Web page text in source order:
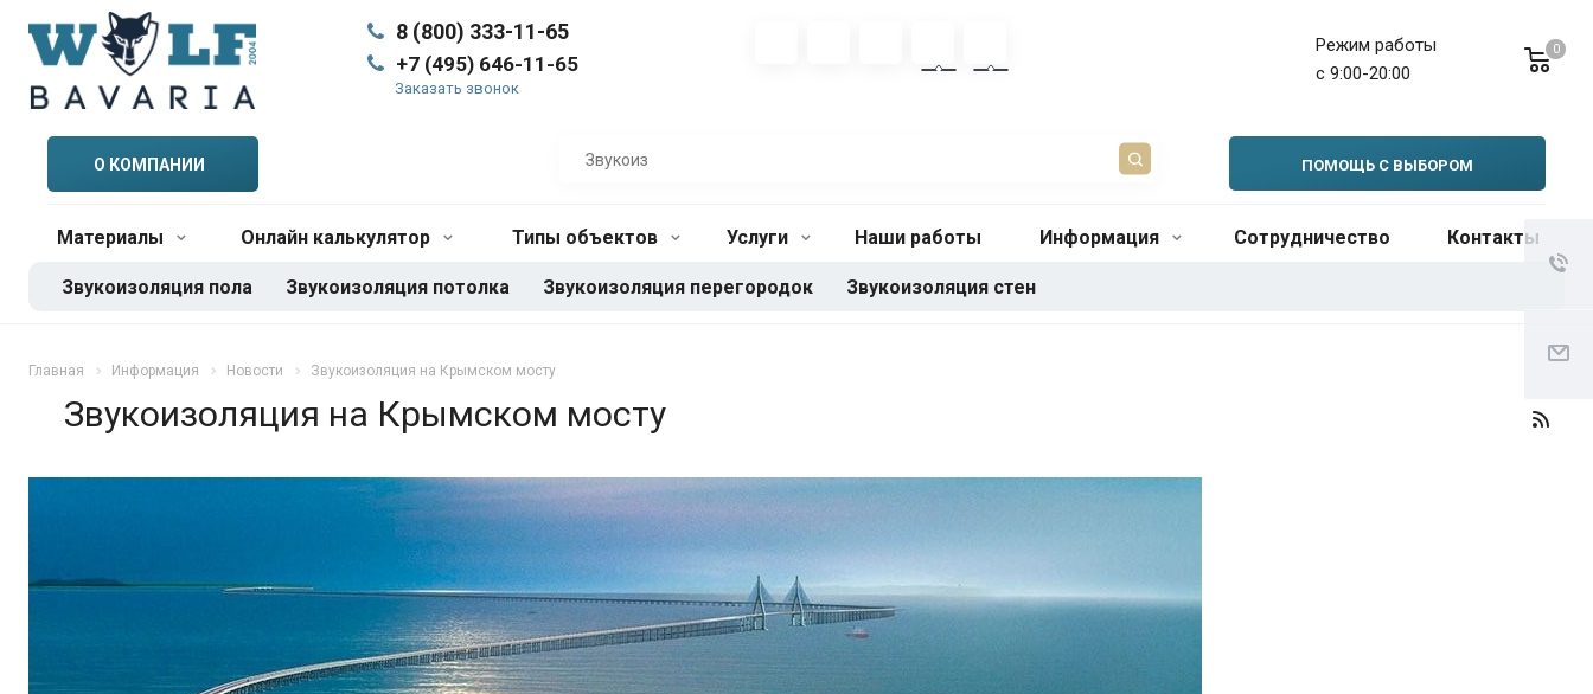
8 (800) 333-11-65
+7 (495) 646-11-65
Заказать звонок
0
Режим работы
с 9:00-20:00
О КОМПАНИИ ПОМОЩЬ С ВЫБОРОМ
Материалы Онлайн калькулятор Типы объектов Услуги Наши работы Информация Сотрудничество Контакты
Звукоизоляция пола Звукоизоляция потолка Звукоизоляция перегородок Звукоизоляция стен
Главная Информация Новости Звукоизоляция на Крымском мосту
Звукоизоляция на Крымском мосту